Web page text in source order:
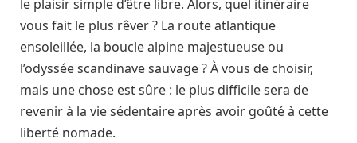
le plaisir simple d’être libre. Alors, quel itinéraire
vous fait le plus rêver ? La route atlantique
ensoleillée, la boucle alpine majestueuse ou
l’odyssée scandinave sauvage ? À vous de choisir,
mais une chose est sûre : le plus difficile sera de
revenir à la vie sédentaire après avoir goûté à cette
liberté nomade.